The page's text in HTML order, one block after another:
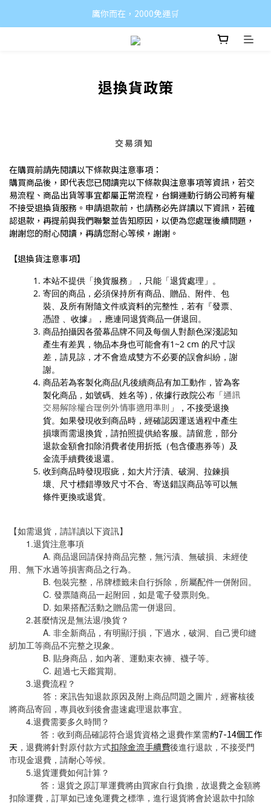
鷹你而在，2000免運🛒
退換貨政策
交易須知
在購買前請先閱讀以下條款與注意事項：
購買商品後，即代表您已閱讀完以下條款與注意事項等資訊，若交
易流程、商品出貨等事宜都屬正常流程，台鋼運動行銷公司將有權
不接受退換貨服務。 申請退款前，也請務必先詳讀以下資訊，若確
認退款，再提前與我們聯繫並告知原因，以便為您處理後續問題，
謝謝您的耐心閱讀，再請您耐心等候，謝謝。
【退換貨注意事項】
本站不提供「換貨服務」，只能「退貨處理」。
寄回的商品，必須保持所有商品、贈品、附件、包
裝、及所有附隨文件或資料的完整性，若有『發票、
憑證 、收據』，應連同退貨商品一併退回。
商品拍攝因各螢幕品牌不同及每個人對顏色深淺認知
產生有差異，物品本身也可能會有1~2 cm 的尺寸誤
差，請見諒，才不會造成雙方不必要的誤會糾紛，謝
謝。
商品若為客製化商品(凡後續商品有加工動作，皆為客
製化商品，如號碼、姓名等)，依據行政院公布「通訊
交易解除權合理例外情事適用準則 」，不接受退換
貨。如果發現收到商品時，經確認因運送過程中產生
損壞而需退換貨，請拍照提供給客服。請留意，部分
退款金額會扣除消費者使用折抵（包含優惠券等）及
金流手續費後退還。
收到商品時發現瑕疵，如大片汙漬、破洞、拉鍊損
壞、尺寸標錯導致尺寸不合、寄送錯誤商品等可以無
條件更換或退貨。
【如需退貨，請詳讀以下資訊】
1.退貨注意事項
A. 商品退回請保持商品完整，無污漬、無破損、未經使
用、無下水過等損害商品之行為。
B. 包裝完整，吊牌標籤未自行拆除，所屬配件一併附回。
C. 發票隨商品一起附回，如是電子發票則免。
D. 如果搭配活動之贈品需一併退回。
2.甚麼情況是無法退/換貨？
A. 非全新商品，有明顯汙損，下過水，破洞、自己燙印縫
紉加工等商品不完整之現象。
B. 貼身商品，如內著、運動束衣褲、襪子等。
C. 超過七天鑑賞期。
3.退費流程？
答： 來訊告知退款原因及附上商品問題之圖片，經審核後
將商品寄回，專員收到後會盡速處理退款事宜。
4.退費需要多久時間？
答：收到商品確認符合退貨資格之退費作業需約7-14個工作
天 ，退費將針對原付款方式扣除金流手續費後進行退款，不接受門
市現金退費，請耐心等候。
5.退貨運費如何計算？
答：退貨之原訂單運費將由買家自行負擔，故退費之金額將
扣除運費，訂單如已達免運費之標準，進行退貨將會於退款中扣除